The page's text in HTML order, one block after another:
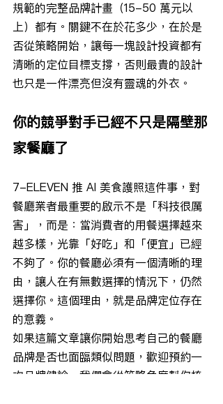
規範的完整品牌計畫（15-50 萬元以
上）都有。關鍵不在於花多少，在於是
否從策略開始，讓每一塊設計投資都有
清晰的定位目標支撐，否則最貴的設計
也只是一件漂亮但沒有靈魂的外衣。
你的競爭對手已經不只是隔壁那
家餐廳了
7-ELEVEN 推 AI 美食護照這件事，對
餐廳業者最重要的啟示不是「科技很厲
害」，而是：當消費者的用餐選擇越來
越多樣，光靠「好吃」和「便宜」已經
不夠了。你的餐廳必須有一個清晰的理
由，讓人在有無數選擇的情況下，仍然
選擇你。這個理由，就是品牌定位存在
的意義。
如果這篇文章讓你開始思考自己的餐廳
品牌是否也面臨類似問題，歡迎預約一
次品牌健診，我們會從策略角度幫你梳